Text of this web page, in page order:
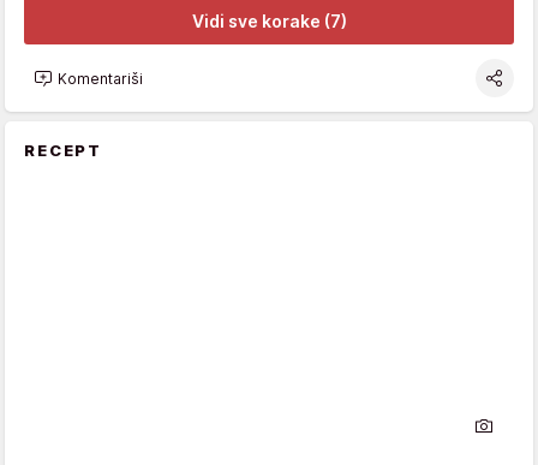
Vidi sve korake (7)
Komentariši
RECEPT